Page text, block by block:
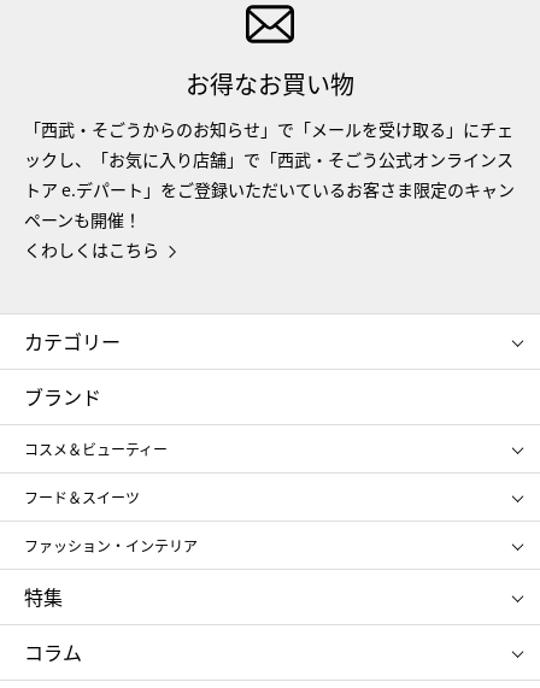
お得なお買い物
「西武・そごうからのお知らせ」で「メールを受け取る」にチェ
ックし、「お気に入り店舗」で「西武・そごう公式オンラインス
トア e.デパート」をご登録いただいているお客さま限定のキャン
ペーンも開催！
くわしくはこちら
カテゴリー
コスメ＆ビューティー
ギフト
レディース
メンズ
スポーツ・アウトドア
お中元
お歳暮
ブランド
コスメ＆ビューティー
SHISEIDO
ポール&ジョー ボーテ
ジルスチュアート
NARS
RMK
クリニーク
SK-Ⅱ
フード＆スイーツ
アンリ・シャルパンティエ
ゴディバ
新宿高野
たねや
ねんりん家
ファッション・インテリア
ポロ ラルフ ローレン
タケオ キクチ
ママ＆キッズ
シュタイフ
特集
お中元
ひな人形
五月人形
コラム